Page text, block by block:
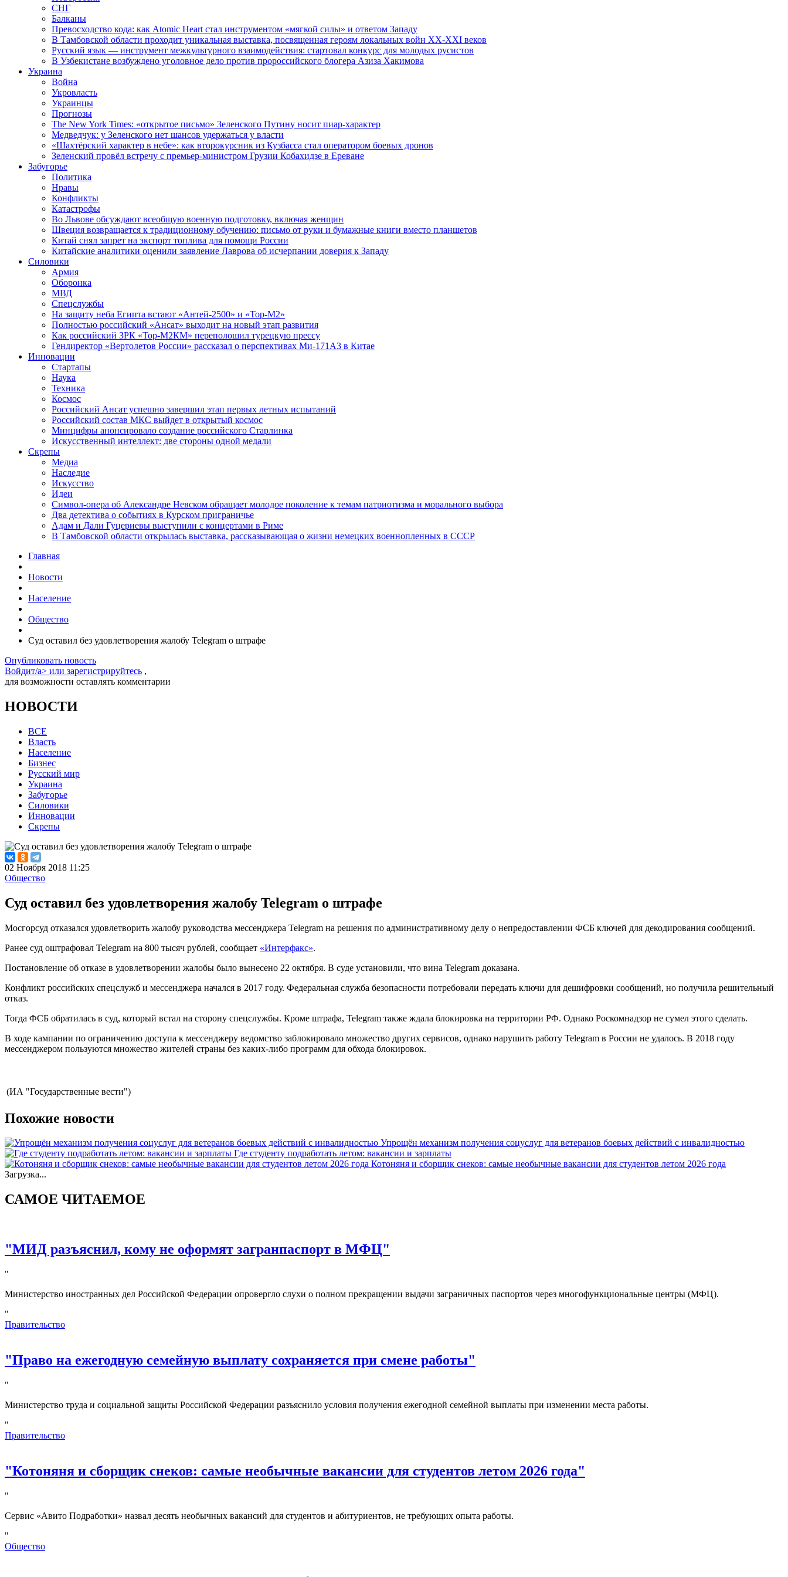
СНГ
Балканы
Превосходство кода: как Atomic Heart стал инструментом «мягкой силы» и ответом Западу
В Тамбовской области проходит уникальная выставка, посвященная героям локальных войн XX-XXI веков
Русский язык — инструмент межкультурного взаимодействия: стартовал конкурс для молодых русистов
В Узбекистане возбуждено уголовное дело против пророссийского блогера Азиза Хакимова
Украина
Война
Укровласть
Украинцы
Прогнозы
The New York Times: «открытое письмо» Зеленского Путину носит пиар-характер
Медведчук: у Зеленского нет шансов удержаться у власти
«Шахтёрский характер в небе»: как второкурсник из Кузбасса стал оператором боевых дронов
Зеленский провёл встречу с премьер-министром Грузии Кобахидзе в Ереване
Забугорье
Политика
Нравы
Конфликты
Катастрофы
Во Львове обсуждают всеобщую военную подготовку, включая женщин
Швеция возвращается к традиционному обучению: письмо от руки и бумажные книги вместо планшетов
Китай снял запрет на экспорт топлива для помощи России
Китайские аналитики оценили заявление Лаврова об исчерпании доверия к Западу
Силовики
Армия
Оборонка
МВД
Спецслужбы
На защиту неба Египта встают «Антей-2500» и «Тор-М2»
Полностью российский «Ансат» выходит на новый этап развития
Как российский ЗРК «Тор-М2КМ» переполошил турецкую прессу
Гендиректор «Вертолетов России» рассказал о перспективах Ми-171А3 в Китае
Инновации
Стартапы
Наука
Техника
Космос
Российский Ансат успешно завершил этап первых летных испытаний
Российский состав МКС выйдет в открытый космос
Минцифры анонсировало создание российского Старлинка
Искусственный интеллект: две стороны одной медали
Скрепы
Медиа
Наследие
Искусство
Идеи
Символ-опера об Александре Невском обращает молодое поколение к темам патриотизма и морального выбора
Два детектива о событиях в Курском приграничье
Адам и Дали Гуцериевы выступили с концертами в Риме
В Тамбовской области открылась выставка, рассказывающая о жизни немецких военнопленных в СССР
Главная
Новости
Население
Общество
Суд оставил без удовлетворения жалобу Telegram о штрафе
Опубликовать новость
Войдит/a> или зарегистрируйтесь ,
для возможности оставлять комментарии
НОВОСТИ
ВСЕ
Власть
Население
Бизнес
Русский мир
Украина
Забугорье
Силовики
Инновации
Скрепы
02 Ноября 2018 11:25
Общество
Суд оставил без удовлетворения жалобу Telegram о штрафе
Мосгорсуд отказался удовлетворить жалобу руководства мессенджера Telegram на решения по административному делу о непредоставлении ФСБ ключей для декодирования сообщений.
Ранее суд оштрафовал Telegram на 800 тысяч рублей, сообщает «Интерфакс».
Постановление об отказе в удовлетворении жалобы было вынесено 22 октября. В суде установили, что вина Telegram доказана.
Конфликт российских спецслужб и мессенджера начался в 2017 году. Федеральная служба безопасности потребовали передать ключи для дешифровки сообщений, но получила решительный
отказ.
Тогда ФСБ обратилась в суд, который встал на сторону спецслужбы. Кроме штрафа, Telegram также ждала блокировка на территории РФ. Однако Роскомнадзор не сумел этого сделать.
В ходе кампании по ограничению доступа к мессенджеру ведомство заблокировало множество других сервисов, однако нарушить работу Telegram в России не удалось. В 2018 году
мессенджером пользуются множество жителей страны без каких-либо программ для обхода блокировок.
(ИА "Государственные вести")
Похожие новости
Упрощён механизм получения соцуслуг для ветеранов боевых действий с инвалидностью
Где студенту подработать летом: вакансии и зарплаты
Котоняня и сборщик снеков: самые необычные вакансии для студентов летом 2026 года
Загрузка...
САМОЕ ЧИТАЕМОЕ
"МИД разъяснил, кому не оформят загранпаспорт в МФЦ"
"
Министерство иностранных дел Российской Федерации опровергло слухи о полном прекращении выдачи заграничных паспортов через многофункциональные центры (МФЦ).
"
Правительство
"Право на ежегодную семейную выплату сохраняется при смене работы"
"
Министерство труда и социальной защиты Российской Федерации разъяснило условия получения ежегодной семейной выплаты при изменении места работы.
"
Правительство
"Котоняня и сборщик снеков: самые необычные вакансии для студентов летом 2026 года"
"
Сервис «Авито Подработки» назвал десять необычных вакансий для студентов и абитуриентов, не требующих опыта работы.
"
Общество